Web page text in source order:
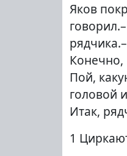
Яков
Конечно,
Пой,
головой
Итак,
1